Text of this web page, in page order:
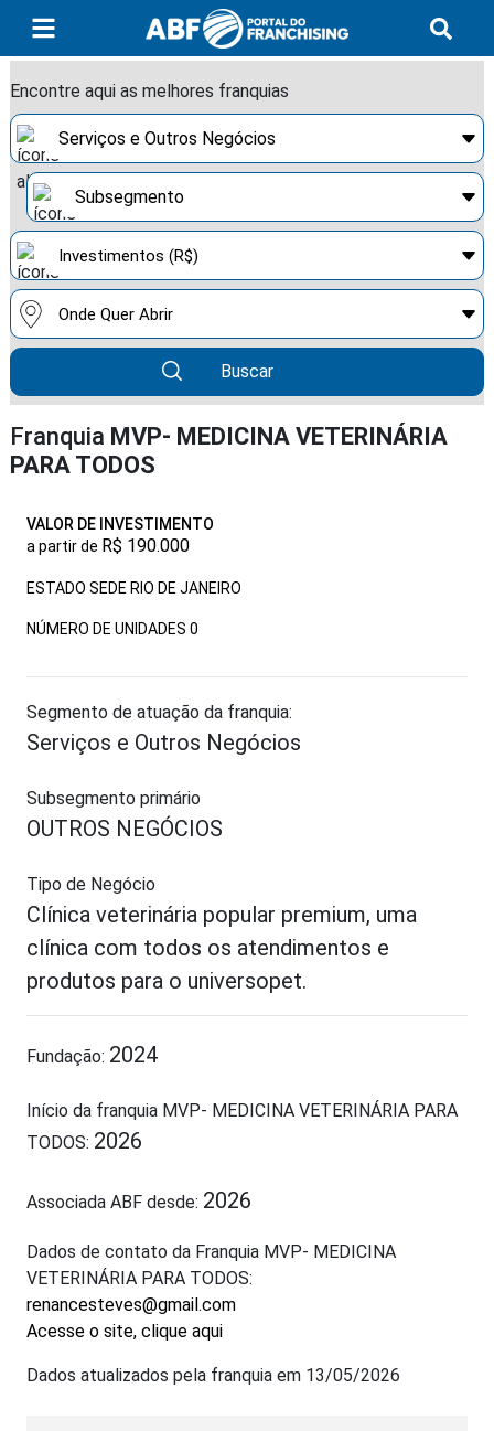
Encontre aqui as melhores franquias
Buscar
Franquia MVP- MEDICINA VETERINÁRIA
PARA TODOS
VALOR DE INVESTIMENTO
a partir de R$ 190.000
ESTADO SEDE RIO DE JANEIRO
NÚMERO DE UNIDADES 0
Segmento de atuação da franquia:
Serviços e Outros Negócios
Subsegmento primário
OUTROS NEGÓCIOS
Tipo de Negócio
Clínica veterinária popular premium, uma
clínica com todos os atendimentos e
produtos para o universopet.
Fundação: 2024
Início da franquia MVP- MEDICINA VETERINÁRIA PARA
TODOS: 2026
Associada ABF desde: 2026
Dados de contato da Franquia MVP- MEDICINA
VETERINÁRIA PARA TODOS:
renancesteves@gmail.com
Acesse o site, clique aqui
Dados atualizados pela franquia em 13/05/2026